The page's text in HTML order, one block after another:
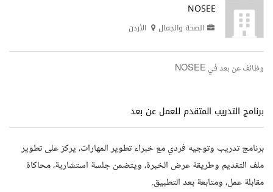
NOSEE
الصحة والجمال الأردن
وظائف عن بعد في NOSEE
برنامج التدريب المتقدم للعمل عن بعد
برنامج تدريب وتوجيه فردي مع خبراء تطوير المهارات، يركز على تطوير
ملف التقديم وطريقة عرض الخبرة، ويتضمن جلسة استشارية، محاكاة
مقابلة عمل، ومتابعة بعد التطبيق.